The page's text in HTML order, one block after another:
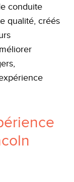
conduite
qualité, créés